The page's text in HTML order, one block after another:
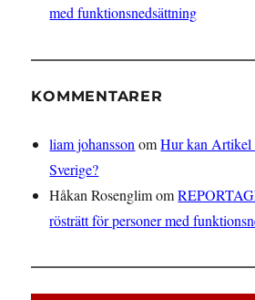
med funktionsnedsättning
KOMMENTARER
liam johansson omHur kan Artikel
Sverige?
Håkan Rosenglimom
rösträtt för personer med